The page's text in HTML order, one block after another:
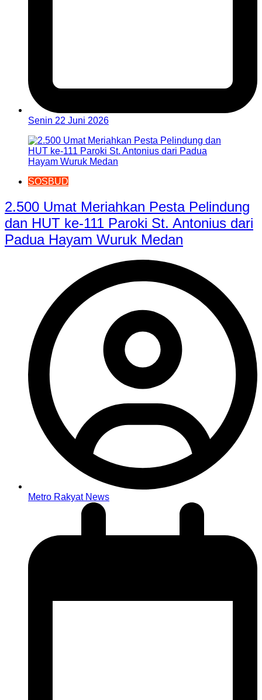
Senin 22 Juni 2026
SOSBUD
2.500 Umat Meriahkan Pesta Pelindung
dan HUT ke-111 Paroki St. Antonius dari
Padua Hayam Wuruk Medan
Metro Rakyat News